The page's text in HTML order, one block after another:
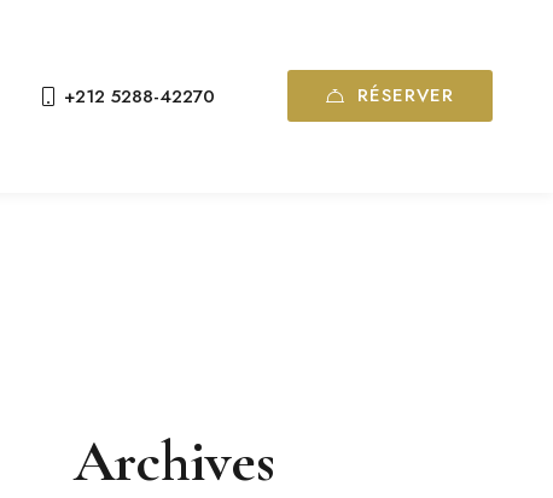
+212 5288-42270 RÉSERVER
Archives